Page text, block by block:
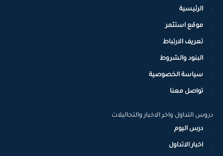
الرئيسية
موقع استثمر
تعريف الارتباط
البنود والشروط
سياسة الخصوصية
تواصل معنا
دروس التداول واخر الاخبار والتحاليلات
درس اليوم
اخبار الاتداول